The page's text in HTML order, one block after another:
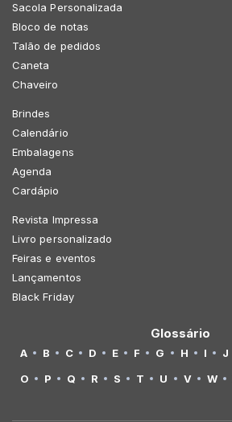
Sacola Personalizada
Bloco de notas
Talão de pedidos
Caneta
Chaveiro
Brindes
Calendário
Embalagens
Agenda
Cardápio
Revista Impressa
Livro personalizado
Feiras e eventos
Lançamentos
Black Friday
Glossário
A B C D E F G H I J
O
P Q R S T U V W